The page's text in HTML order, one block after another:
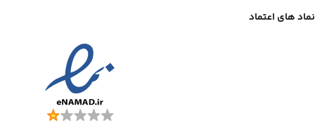
نماد های اعتماد